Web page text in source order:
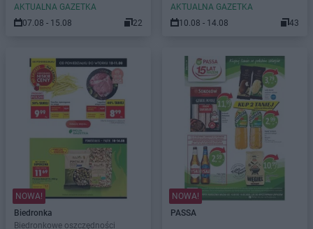
AKTUALNA GAZETKA
07.08 - 15.08
22
AKTUALNA GAZETKA
10.08 - 14.08
43
NOWA!
Biedronka
Biedronkowe oszczędności
NOWA!
PASSA